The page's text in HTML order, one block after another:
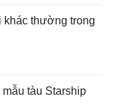
khác thường trong
tàu Starship